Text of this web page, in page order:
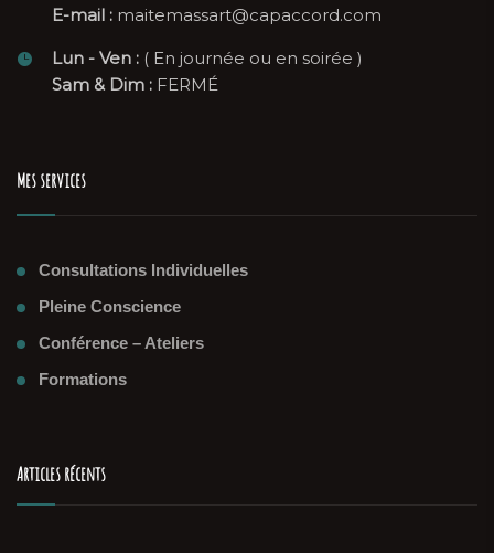
E-mail : maitemassart@capaccord.com
Lun - Ven : ( En journée ou en soirée )
Sam & Dim : FERMÉ
Mes services
Consultations Individuelles
Pleine Conscience
Conférence – Ateliers
Formations
Articles récents